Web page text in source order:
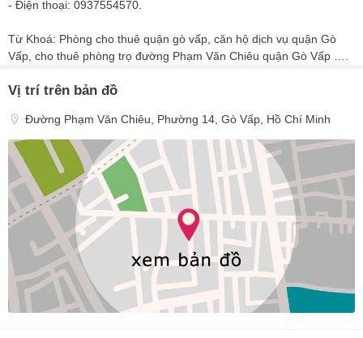
- Điện thoại: 0937554570.
Từ Khoá: Phòng cho thuê quận gò vấp, căn hộ dịch vụ quận Gò
Vấp, cho thuê phòng trọ đường Phạm Văn Chiêu quận Gò Vấp ….
Vị trí trên bản đồ
Đường Phạm Văn Chiêu, Phường 14, Gò Vấp, Hồ Chí Minh